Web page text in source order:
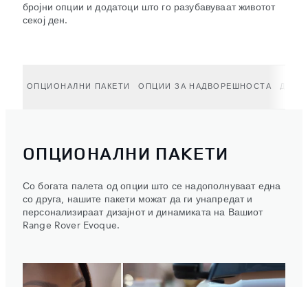
бројни опции и додатоци што го разубавуваат животот
секој ден.
ОПЦИОНАЛНИ ПАКЕТИ ОПЦИИ ЗА НАДВОРЕШНОСТА
ОПЦИОНАЛНИ ПАКЕТИ
Со богата палета од опции што се надополнуваат една
со друга, нашите пакети можат да ги унапредат и
персонализираат дизајнот и динамиката на Вашиот
Range Rover Evoque.